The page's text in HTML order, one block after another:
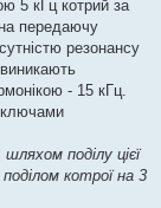
5 кГц котрий за
передаючу
резонансу
виникають
- 15 кГц.
поділу цієї
котрої на 3